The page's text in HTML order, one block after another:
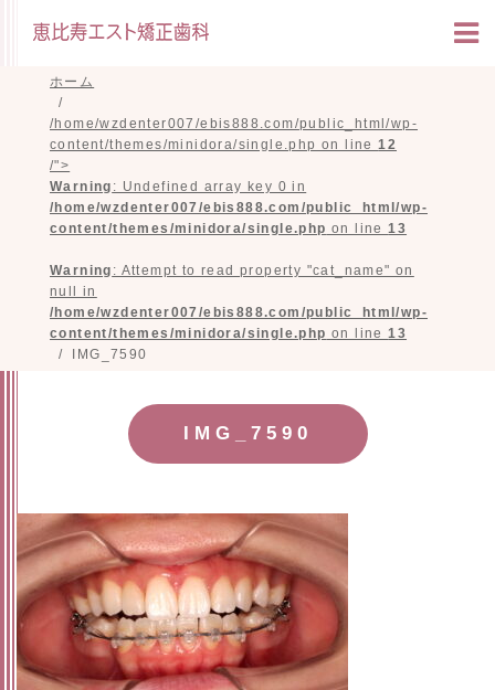
ホーム
/home/wzdenter007/ebis888.com/public_html/wp-
content/themes/minidora/single.php on line12
/">
Warning : Undefined array key 0 in
/home/wzdenter007/ebis888.com/public_html/wp-
content/themes/minidora/single.php on line13
Warning : Attempt to read property "cat_name" on
null in
/home/wzdenter007/ebis888.com/public_html/wp-
content/themes/minidora/single.php on line13
IMG_7590
IMG_7590